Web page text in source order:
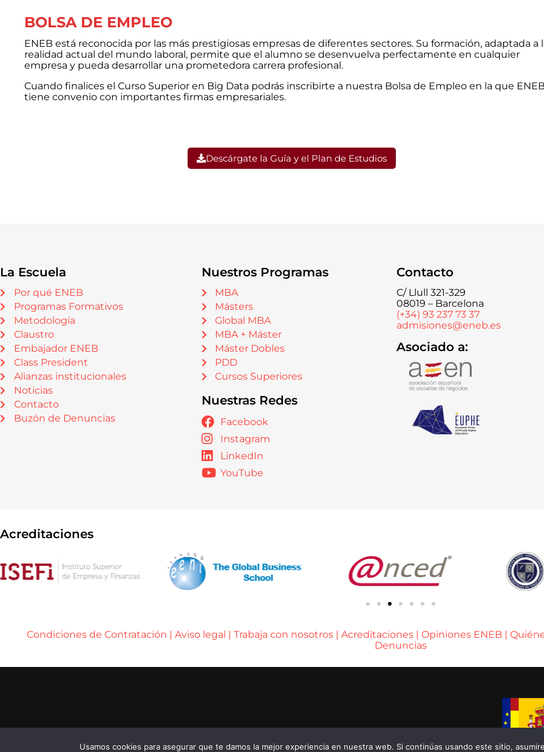
BOLSA DE EMPLEO
ENEB está reconocida por las más prestigiosas empresas de diferentes sectores. Su formación, adaptada a
realidad actual del mundo laboral, permite que el alumno se desenvuelva perfectamente en cualquier
empresa y pueda desarrollar una prometedora carrera profesional.
Cuando finalices el Curso Superior en Big Data podrás inscribirte a nuestra Bolsa de Empleo en la que
tiene convenio con importantes firmas empresariales.
Descárgate la Guía y el Plan de Estudios
La Escuela
Por qué ENEB
Programas Formativos
Metodología
Claustro
Embajador ENEB
Class President
Alianzas institucionales
Noticias
Contacto
Buzón de Denuncias
Nuestros Programas
MBA
Másters
Global MBA
MBA + Máster
Máster Dobles
PDD
Cursos Superiores
Nuestras Redes
Facebook
Instagram
LinkedIn
YouTube
Contacto
C/ Llull 321-329
08019 – Barcelona
(+34) 93 237 73 37
admisiones@eneb.es
Asociado a:
Acreditaciones
Condiciones de Contratación | Aviso legal | Trabaja con nosotros | Acreditaciones | Opiniones ENEB |
Denuncias
Usamos cookies para asegurar que te damos la mejor experiencia en nuestra web. Si continúas usando este sitio,